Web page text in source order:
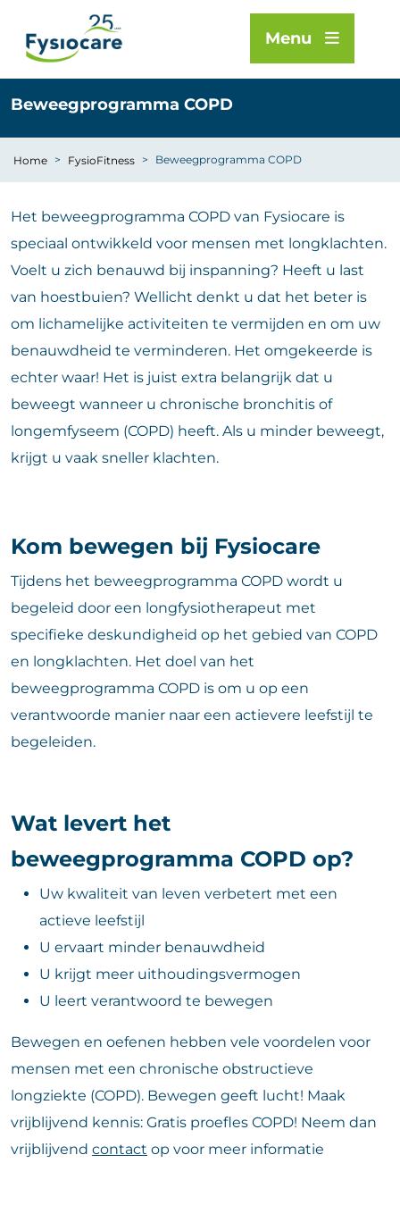
Menu
Beweegprogramma COPD
Home > FysioFitness > Beweegprogramma COPD
Het beweegprogramma COPD van Fysiocare is
speciaal ontwikkeld voor mensen met longklachten.
Voelt u zich benauwd bij inspanning? Heeft u last
van hoestbuien? Wellicht denkt u dat het beter is
om lichamelijke activiteiten te vermijden en om uw
benauwdheid te verminderen. Het omgekeerde is
echter waar! Het is juist extra belangrijk dat u
beweegt wanneer u chronische bronchitis of
longemfyseem (COPD) heeft. Als u minder beweegt,
krijgt u vaak sneller klachten.
Kom bewegen bij Fysiocare
Tijdens het beweegprogramma COPD wordt u
begeleid door een longfysiotherapeut met
specifieke deskundigheid op het gebied van COPD
en longklachten. Het doel van het
beweegprogramma COPD is om u op een
verantwoorde manier naar een actievere leefstijl te
begeleiden.
Wat levert het
beweegprogramma COPD op?
Uw kwaliteit van leven verbetert met een
actieve leefstijl
U ervaart minder benauwdheid
U krijgt meer uithoudingsvermogen
U leert verantwoord te bewegen
Bewegen en oefenen hebben vele voordelen voor
mensen met een chronische obstructieve
longziekte (COPD). Bewegen geeft lucht! Maak
vrijblijvend kennis: Gratis proefles COPD! Neem dan
vrijblijvend contact op voor meer informatie